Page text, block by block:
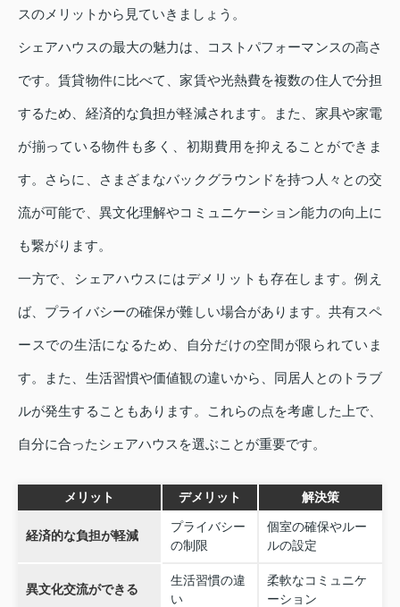
スのメリットから見ていきましょう。
シェアハウスの最大の魅力は、コストパフォーマンスの高さ
です。賃貸物件に比べて、家賃や光熱費を複数の住人で分担
するため、経済的な負担が軽減されます。また、家具や家電
が揃っている物件も多く、初期費用を抑えることができま
す。さらに、さまざまなバックグラウンドを持つ人々との交
流が可能で、異文化理解やコミュニケーション能力の向上に
も繋がります。
一方で、シェアハウスにはデメリットも存在します。例え
ば、プライバシーの確保が難しい場合があります。共有スペ
ースでの生活になるため、自分だけの空間が限られていま
す。また、生活習慣や価値観の違いから、同居人とのトラブ
ルが発生することもあります。これらの点を考慮した上で、
自分に合ったシェアハウスを選ぶことが重要です。
メリット デメリット 解決策
経済的な負担が軽減
プライバシー
の制限
個室の確保やルー
ルの設定
異文化交流ができる
生活習慣の違
い
柔軟なコミュニケ
ーション